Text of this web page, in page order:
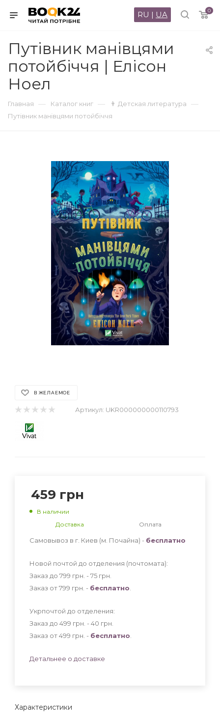
0
RU | UA
Путівник манівцями
потойбіччя | Елісон
Ноел
Главная — Каталог книг — 👨 Детская литература —
Путівник манівцями потойбіччя
В ЖЕЛАЕМОЕ
Артикул: UKR000000000110793
Характеристики
459 грн
В наличии
Доставка
Оплата
Самовывоз в г. Киев (м. Почайна) - бесплатно
Новой почтой до отделения (почтомата):
Заказ до 799 грн. - 75 грн
Заказ от 799 грн. - бесплатно
Укрпочтой до отделения:
Заказ до 499 грн. - 40 грн
Заказ от 499 грн. - бесплатно
Детальнее о доставке